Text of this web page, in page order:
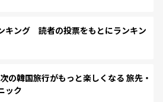
キング 読者の投票をもとにランキン
韓国旅行がもっと楽しくなる 旅先・
ック